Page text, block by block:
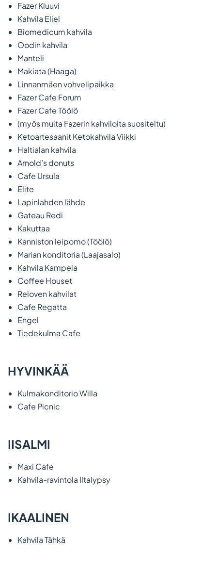
Fazer Kluuvi
Kahvila Eliel
Biomedicum kahvila
Oodin kahvila
Manteli
Makiata (Haaga)
Linnanmäen vohvelipaikka
Fazer Cafe Forum
Fazer Cafe Töölö
(myös muita Fazerin kahviloita suositeltu)
Ketoartesaanit Ketokahvila Viikki
Haltialan kahvila
Arnold’s donuts
Cafe Ursula
Elite
Lapinlahden lähde
Gateau Redi
Kakuttaa
Kanniston leipomo (Töölö)
Marian konditoria (Laajasalo)
Kahvila Kampela
Coffee Houset
Reloven kahvilat
Cafe Regatta
Engel
Tiedekulma Cafe
HYVINKÄÄ
Kulmakonditorio Willa
Cafe Picnic
IISALMI
Maxi Cafe
Kahvila-ravintola Iltalypsy
IKAALINEN
Kahvila Tähkä